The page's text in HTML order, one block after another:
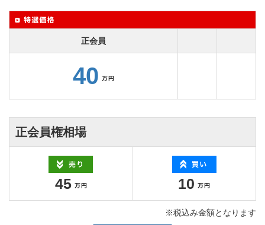
正会員
40
正会員権相場
45 10
※税込み金額となります